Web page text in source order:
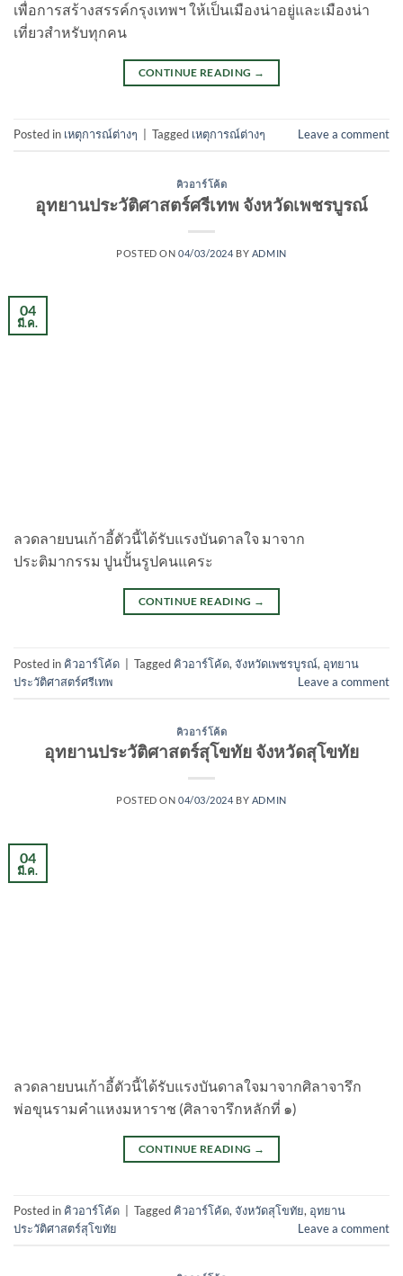
เพื่อการสร้างสรรค์กรุงเทพฯ ให้เป็นเมืองน่าอยู่และเมืองน่า
เที่ยวสำหรับทุกคน
CONTINUE READING →
Posted in เหตุการณ์ต่างๆ Tagged เหตุการณ์ต่างๆ Leave a comment
คิวอาร์โค้ด
อุทยานประวัติศาสตร์ศรีเทพ จังหวัดเพชรบูรณ์
POSTED ON 04/03/2024 BY ADMIN
04
มี.ค.
ลวดลายบนเก้าอี้ตัวนี้ได้รับแรงบันดาลใจ มาจาก
ประติมากรรม ปูนปั้นรูปคนแคระ
CONTINUE READING →
Posted in คิวอาร์โค้ด Tagged คิวอาร์โค้ด, จังหวัดเพชรบูรณ์, อุทยาน
ประวัติศาสตร์ศรีเทพ
Leave a comment
คิวอาร์โค้ด
อุทยานประวัติศาสตร์สุโขทัย จังหวัดสุโขทัย
POSTED ON 04/03/2024 BY ADMIN
04
มี.ค.
ลวดลายบนเก้าอี้ตัวนี้ได้รับแรงบันดาลใจมาจากศิลาจารึก
พ่อขุนรามคำแหงมหาราช (ศิลาจารึกหลักที่ ๑)
CONTINUE READING →
Posted in คิวอาร์โค้ด Tagged คิวอาร์โค้ด,จังหวัดสุโขทัย, อุทยาน
ประวัติศาสตร์สุโขทัย
Leave a comment